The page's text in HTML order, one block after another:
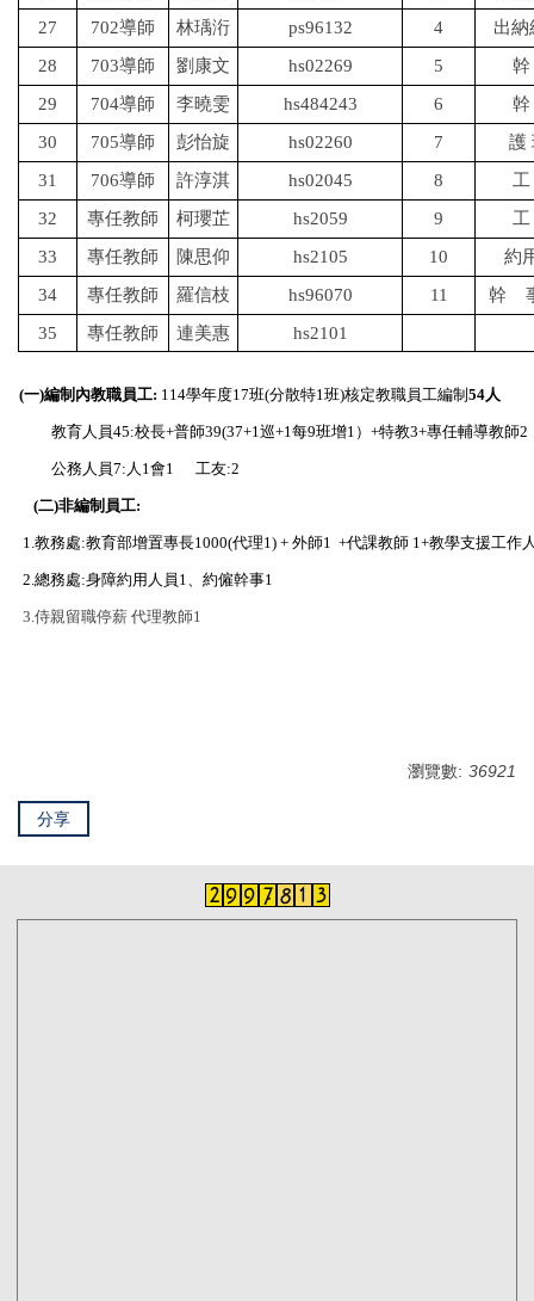
27
702導師 林瑀洐 ps96132 4
出納
28
703導師 劉康文 hs02269 5
幹
29
704導師 李曉雯 hs484243 6
幹
30
705導師 彭怡旋 hs02260 7 護
31
706導師 許淳淇 hs02045 8
工
32
專任教師 柯瓔芷 hs2059 9
工
33
專任教師 陳思仰 hs2105 10
約
34
專任教師 羅信枝 hs96070 11 幹
35
專任教師 連美惠 hs2101
(一)編制內教職員工: 114學年度17班(分散特1 班)核定教職員工編制54 人
教育人員45:校長+普師39(37+1 巡+1 每9班增1 ） +特教3+專任輔導教師2
公務人員7: 人 1 會1 工友:2
(二)非編制員工:
1. 教務處:教育部增置專長1000(代理1) + 外師1 +代課教師 1+教學支援工作
2. 總務處:身障約用人員 1 、約僱幹事1
3. 侍親留職停薪 代理教師1
瀏覽數: 36921
分享